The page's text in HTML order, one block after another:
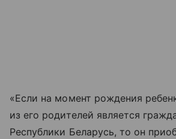
«Если на момент рождения
из его родителей является
Республики Беларусь, то он